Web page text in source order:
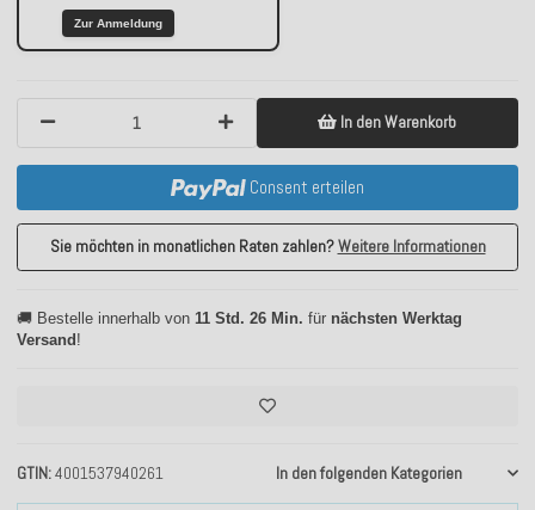
GTIN 4001537940261 In den folgenden Kategorien
Zur Anmeldung
In den Warenkorb
Consent erteilen
Sie möchten in monatlichen Raten zahlen?Weitere Informationen
🚚 Bestelle innerhalb von 11 Std. 26 Min. für nächsten Werktag
Versand !